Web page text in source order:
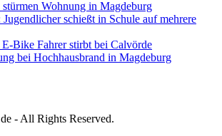
Wohnung in Magdeburg
Jugendlicher schießt in Schule auf mehrere
E-Bike Fahrer stirbt bei Calvörde
bei Hochhausbrand in Magdeburg
- All Rights Reserved.